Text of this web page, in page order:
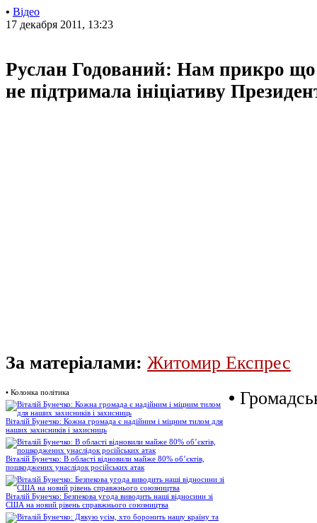
• Відео
17 декабря 2011, 13:23
Руслан Годований: Нам прикро що
не підтримала ініціативу
За матеріалами: Житомир Експрес
• Колонка політика
Віталій Бунечко: Кожна громада є надійним і міцним тилом для
наших захисників і захисниць
Віталій Бунечко: В області відновили майже 80% об’єктів,
пошкоджених унаслідок російських атак
Віталій Бунечко: Безпекова угода виводить наші відносини зі
США на новий рівень справжнього союзництва
•